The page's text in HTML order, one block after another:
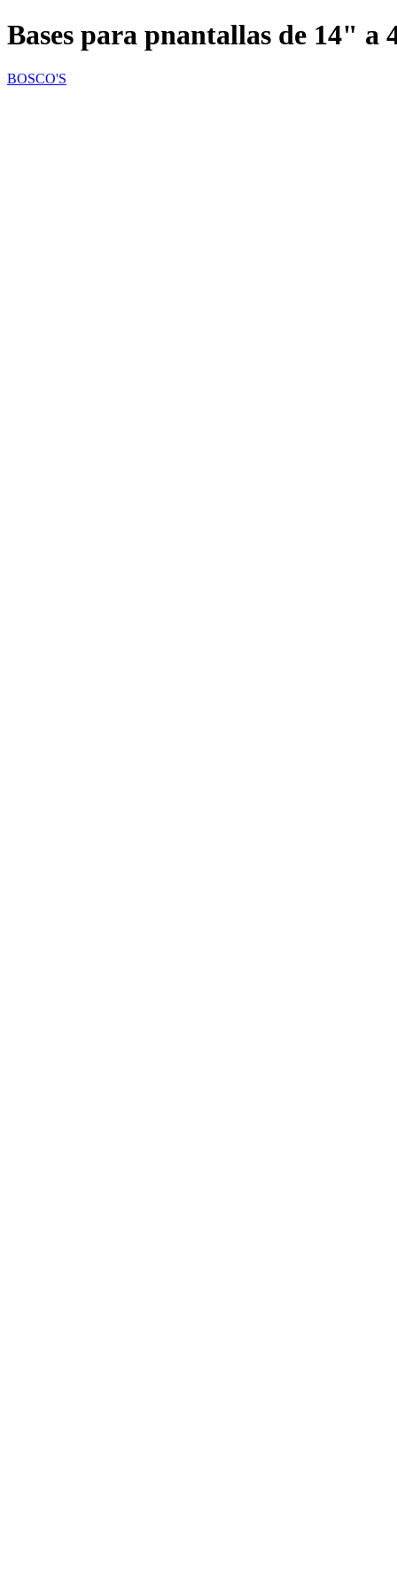
Bases para pnantallas de 14" a
BOSCO'S